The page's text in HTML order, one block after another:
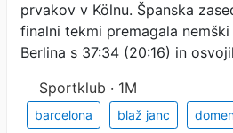
prvakov v Kölnu. Španska
finalni tekmi premagala nemški
Berlina s 37:34 (20:16) in
Sportklub · 1M
barcelona blaž janc